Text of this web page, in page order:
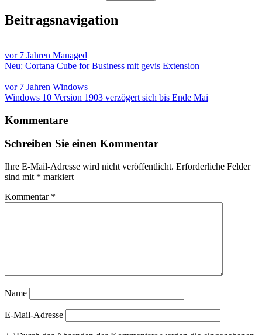
Beitragsnavigation
vor 7 Jahren Managed
Neu: Cortana Cube for Business mit gevis Extension
vor 7 Jahren Windows
Windows 10 Version 1903 verzögert sich bis Ende Mai
Kommentare
Schreiben Sie einen Kommentar
Ihre E-Mail-Adresse wird nicht veröffentlicht. Erforderliche Felder
sind mit * markiert
Kommentar *
Name
E-Mail-Adresse